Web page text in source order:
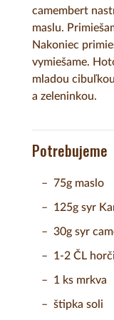
camembert
maslu.
Nakoniec
vymiešame.
mladou
a zeleninkou.
Potrebujeme
75g maslo
125g syr
30g syr
1-2 ČL
1 ks mrkva
štipka soli